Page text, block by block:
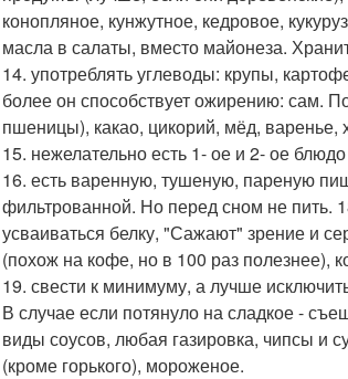
конопляное, кунжутное, кедровое,
масла в салаты, вместо майонеза.
14. употреблять углеводы: крупы,
более он способствует ожирению: сам.
пшеницы), какао, цикорий, мёд, варенье,
15. нежелательно есть 1- ое и 2- ое
16. есть варенную, тушеную, пареную
фильтрованной. Но перед сном не пить.
усваиваться белку, "Сажают" зрение и
(похож на кофе, но в 100 раз полезнее),
19. свести к минимуму, а лучше
В случае если потянуло на сладкое -
виды соусов, любая газировка, чипсы и
(кроме горького), мороженое.